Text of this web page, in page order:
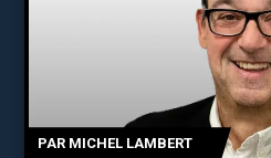
PAR MICHEL LAMBERT